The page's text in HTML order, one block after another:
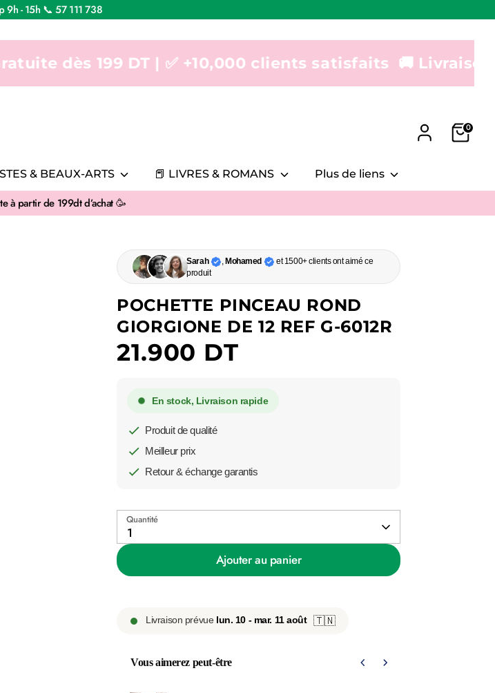
9h - 15h 📞 57 111 738
DT | ✅ +10,000 clients satisfaits 🚚 Livraison 24-48h |
0
& BEAUX-ARTS 📕 LIVRES & ROMANS Plus de liens
à partir de 199dt d’achat 🥳
Sarah Mohamed
et 1500+ clients ont aimé ce
produit
POCHETTE PINCEAU ROND
GIORGIONE DE 12 REF G-6012R
21.900 DT
En stock, Livraison rapide
Produit de qualité
Meilleur prix
Retour & échange garantis
Quantité
1
Ajouter au panier
Livraison prévue lun. 10 - mar. 11 août 🇹🇳
Vous aimerez peut-être